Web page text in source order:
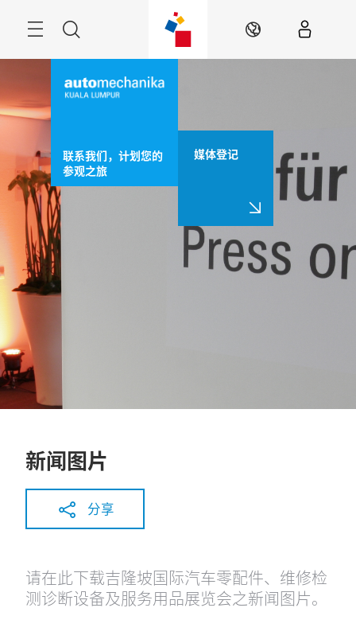
菜
ZH
联系我们，计划您的
参观之旅
媒体登记
新闻图片
分享
请在此下载吉隆坡国际汽车零配件、维修检
测诊断设备及服务用品展览会之新闻图片。